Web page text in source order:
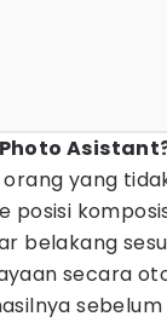
yang
posisi
belakang
secara